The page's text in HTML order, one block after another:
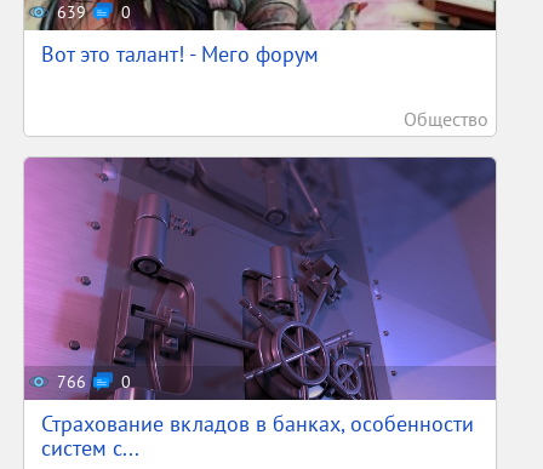
639 0
Вот это талант! - Мего форум
Общество
766 0
Страхование вкладов в банках, особенности
систем с...